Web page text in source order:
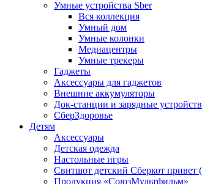
Умные устройства Sber
Вся коллекция
Умный дом
Умные колонки
Медиацентры
Умные трекеры
Гаджеты
Аксессуары для гаджетов
Внешние аккумуляторы
Док-станции и зарядные
СберЗдоровье
Детям
Аксессуары
Детская одежда
Настольные игры
Свитшот детский Сберкот привет
Продукция «СоюзМультфильм»